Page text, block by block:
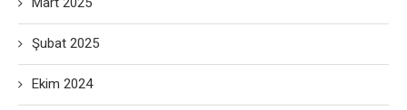
Şubat 2025
Ekim 2024